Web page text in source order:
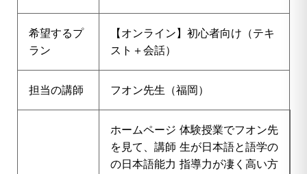
希望するプ
ラン
【オンライン】初心者向け（テキ
スト＋会話）
担当の講師 フオン先生（福岡）
ホームページ
を見て、講師
の日本語能力
体験授業でフオン先
生が日本語と語学の
指導力が凄く高い方